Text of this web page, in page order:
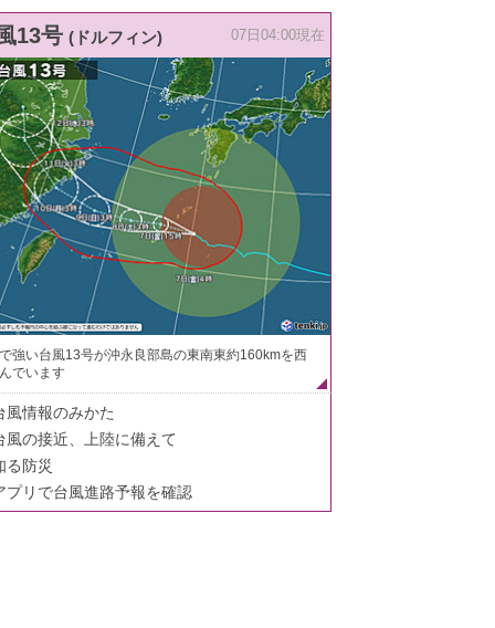
13号 (ドルフィン) 07日04:00現在
強い台風13号が沖永良部島の東南東約160kmを西
でいます
風情報のみかた
風の接近、上陸に備えて
る防災
プリで台風進路予報を確認